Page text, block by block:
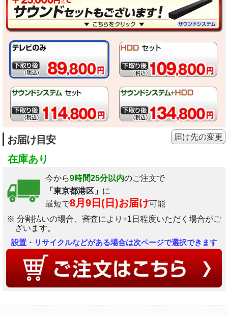
お届け目安
在庫あり
今から9時間25分以内のご注文で
「東京都港区」 に
最短で8月9日(日)お届け可能
※ 分割払いの場合、審査により+1日程度いただく場合がご
ざいます。
届け先の変更
設置・リサイクルなどがある場合は次ページで選択できます